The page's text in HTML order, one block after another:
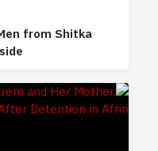
from Shitka